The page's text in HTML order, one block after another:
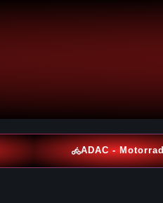
ADAC - Motorrad